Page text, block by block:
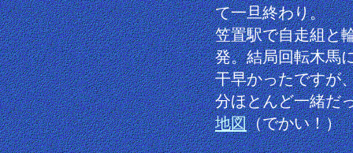
て一旦終わり。
笠置駅で自走組と
発。結局回転木馬
干早かったですが
分ほとんど一緒だ
地図（でかい！